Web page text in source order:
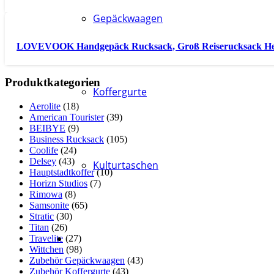
Gepäckwaagen
Koffergurte
Kulturtaschen
LOVEVOOK Handgepäck Rucksack, Groß Reiserucksack
Produktkategorien
Aerolite (18)
American Tourister (39)
BEIBYE (9)
Business Rucksack (105)
Coolife (24)
Delsey (43)
Hauptstadtkoffer (10)
Horizn Studios (7)
Rimowa (8)
Samsonite (65)
Stratic (30)
Titan (26)
Travelite (27)
Wittchen (98)
Zubehör Gepäckwaagen (43)
Zubehör Koffergurte (43)